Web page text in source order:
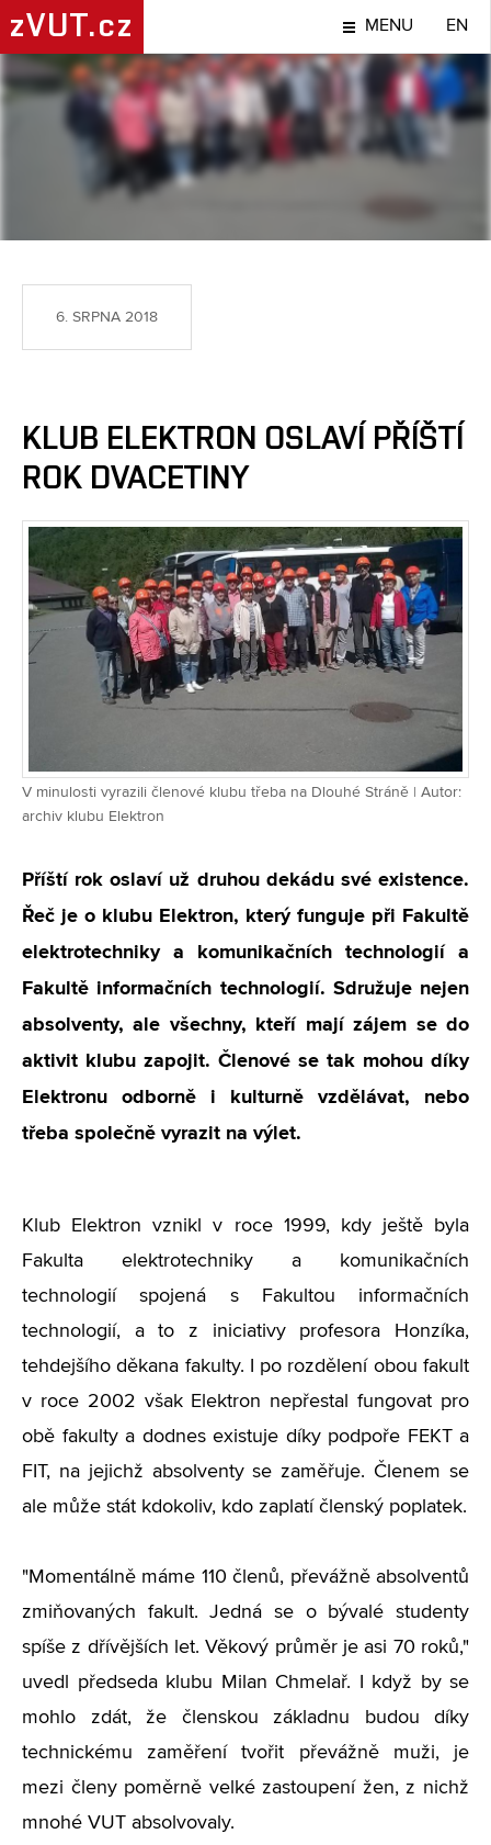
zVUT.cz MENU EN
TÉMA
6. SRPNA 2018
KLUB ELEKTRON OSLAVÍ PŘÍŠTÍ
ROK DVACETINY
V minulosti vyrazili členové klubu třeba na Dlouhé Stráně | Autor:
archiv klubu Elektron
Příští rok oslaví už druhou dekádu své existence.
Řeč je o klubu Elektron, který funguje při Fakultě
elektrotechniky a komunikačních technologií a
Fakultě informačních technologií. Sdružuje nejen
absolventy, ale všechny, kteří mají zájem se do
aktivit klubu zapojit. Členové se tak mohou díky
Elektronu odborně i kulturně vzdělávat, nebo
třeba společně vyrazit na výlet.
Klub Elektron vznikl v roce 1999, kdy ještě byla
Fakulta elektrotechniky a komunikačních
technologií spojená s Fakultou informačních
technologií, a to z iniciativy profesora Honzíka,
tehdejšího děkana fakulty. I po rozdělení obou fakult
v roce 2002 však Elektron nepřestal fungovat pro
obě fakulty a dodnes existuje díky podpoře FEKT a
FIT, na jejichž absolventy se zaměřuje. Členem se
ale může stát kdokoliv, kdo zaplatí členský poplatek.
"Momentálně máme 110 členů, převážně absolventů
zmiňovaných fakult. Jedná se o bývalé studenty
spíše z dřívějších let. Věkový průměr je asi 70 roků,"
uvedl předseda klubu Milan Chmelař. I když by se
mohlo zdát, že členskou základnu budou díky
technickému zaměření tvořit převážně muži, je
mezi členy poměrně velké zastoupení žen, z nichž
mnohé VUT absolvovaly.